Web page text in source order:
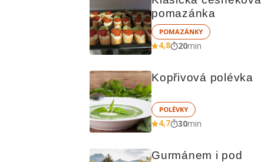
pomazánka
POMAZÁNKY
4,8 20min
Kopřivová polévka
POLÉVKY
4,7 30min
Gurmánem i pod